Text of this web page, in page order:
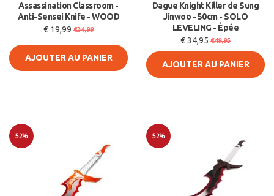
Assassination Classroom -
Anti-Sensei Knife - WOOD
€ 19,99 €34,99
AJOUTER AU PANIER
Dague Knight Killer de Sung
Jinwoo - 50cm - SOLO
LEVELING - Épée
€ 34,95 €49,95
AJOUTER AU PANIER
52% 52%